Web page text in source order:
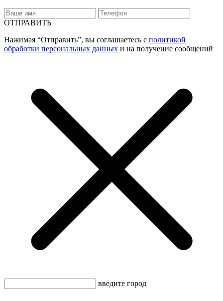
ОТПРАВИТЬ
Нажимая “Отправить”, вы соглашаетесь с политикой
обработки персональных данных и на получение сообщений
введите город